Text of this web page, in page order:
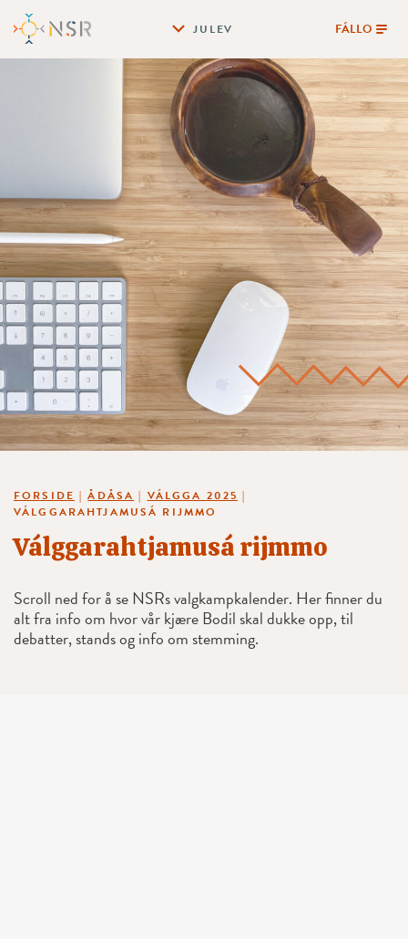
JULEV FÁLLO
FORSIDE |ÅDÅSA | VÁLGGA 2025 |
VÁLGGARAHTJAMUSÁ RIJMMO
Válggarahtjamusá rijmmo
Scroll ned for å se NSRs valgkampkalender. Her finner du
alt fra info om hvor vår kjære Bodil skal dukke opp, til
debatter, stands og info om stemming.